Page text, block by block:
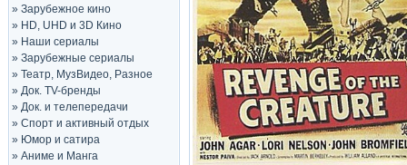
» Зарубежное кино
» HD, UHD и 3D Кино
» Наши сериалы
» Зарубежные сериалы
» Театр, МузВидео, Разное
» Док. TV-бренды
» Док. и телепередачи
» Спорт и активный отдых
» Юмор и сатира
» Аниме и Манга